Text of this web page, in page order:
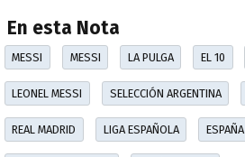
En esta Nota
MESSI MESSI LA PULGA EL 10
LEONEL MESSI SELECCIÓN ARGENTINA
REAL MADRID LIGA ESPAÑOLA ESPAÑA